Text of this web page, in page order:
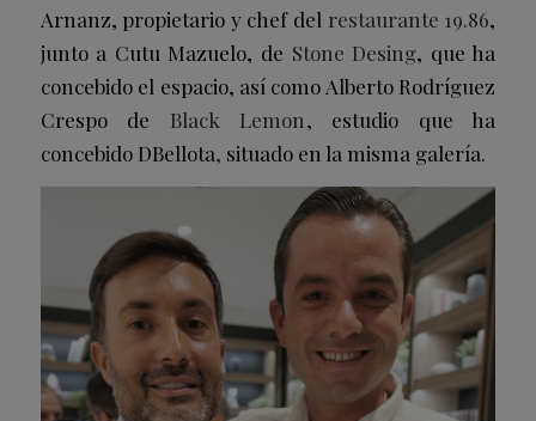
Arnanz, propietario y chef del restaurante 19.86,
junto a Cutu Mazuelo, de Stone Desing, que ha
concebido el espacio, así como Alberto Rodríguez
Crespo de Black Lemon, estudio que ha
concebido DBellota, situado en la misma galería.